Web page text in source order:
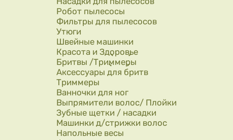
Робот пылесосы
Фильтры для пылесосов
Утюги
Швейные машинки
Красота и Здоровье
Бритвы /Триммеры
Аксессуары для бритв
Триммеры
Ванночки для ног
Выпрямители волос/ Плойки
Зубные щетки / насадки
Машинки д/стрижки волос
Напольные весы